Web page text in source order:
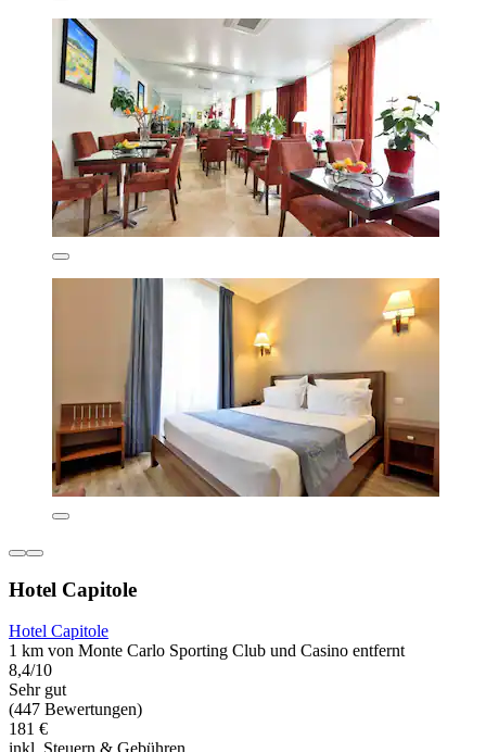
Hotel Capitole
Hotel Capitole
1 km von Monte Carlo Sporting Club und Casino entfernt
8,4/10
Sehr gut
(447 Bewertungen)
181 €